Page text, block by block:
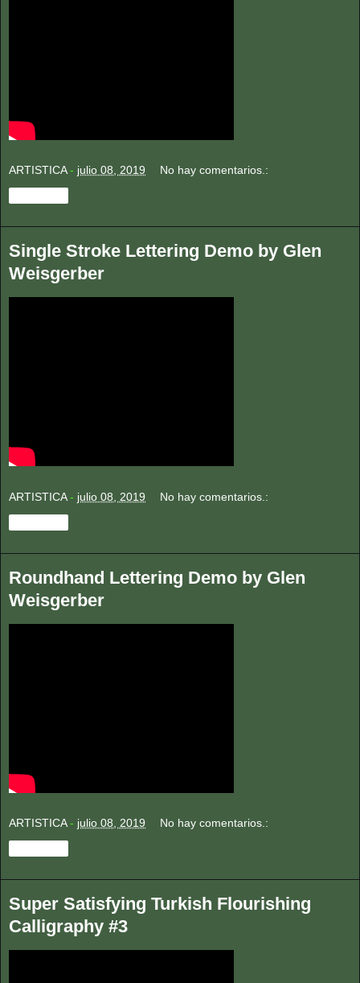
ARTISTICA - julio 08, 2019 No hay comentarios.:
Single Stroke Lettering Demo by Glen
Weisgerber
ARTISTICA - julio 08, 2019 No hay comentarios.:
Roundhand Lettering Demo by Glen
Weisgerber
ARTISTICA - julio 08, 2019 No hay comentarios.:
Super Satisfying Turkish Flourishing
Calligraphy #3